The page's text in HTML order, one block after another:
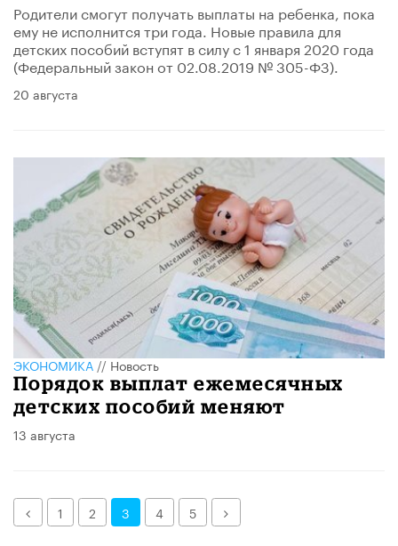
Родители смогут получать выплаты на ребенка, пока
ему не исполнится три года. Новые правила для
детских пособий вступят в силу с 1 января 2020 года
(Федеральный закон от 02.08.2019 № 305-ФЗ).
20 августа
ЭКОНОМИКА//Новость
Порядок выплат ежемесячных
детских пособий меняют
13 августа
Назад1 2 3 4 5 Далее